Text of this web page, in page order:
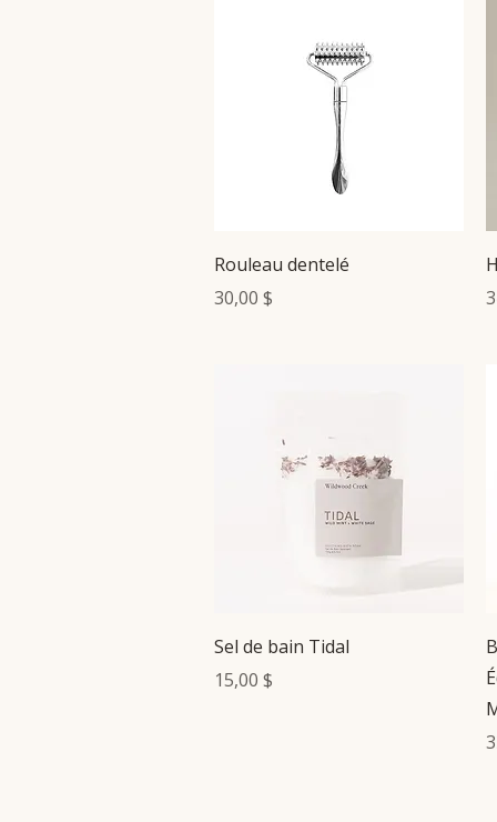
Aperçu rapide
Rouleau dentelé
Prix
30,00 $
Aperçu rapide
Sel de bain Tidal
Prix
15,00 $